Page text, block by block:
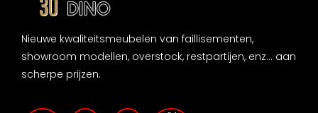
Nieuwe kwaliteitsmeubelen van faillisementen,
showroom modellen, overstock, restpartijen, enz... aan
scherpe prijzen.